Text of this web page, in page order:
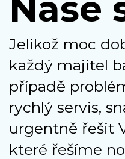
Jelikož moc
každý majitel
případě
rychlý servis,
urgentně řešit
které řešíme